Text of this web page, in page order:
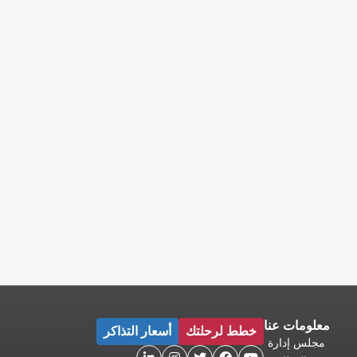
معلومات عنا
مجلس إدارة
خطط لرحلتك أسعار التذاكر